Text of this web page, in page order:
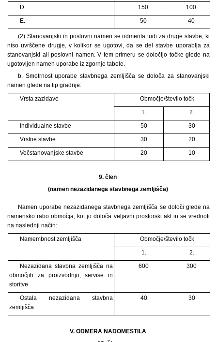
D.
150
100
E.
50 40
(2) Stanovanjski in poslovni namen se odmerita tudi za druge stavbe, ki
niso uvrščene drugje, v kolikor se ugotovi, da se del stavbe uporablja za
stanovanjski ali poslovni namen. V tem primeru se določijo točke glede na
ugotovljen namen uporabe iz zgornje tabele.
b. Smotrnost uporabe stavbnega zemljišča se določa za stanovanjski
namen glede na tip gradnje:
Vrsta zazidave
Območje/število točk
1.
2.
Individualne stavbe
50
30
Vrstne stavbe
30
20
Večstanovanjske stavbe
20 10
9. člen
(namen nezazidanega stavbnega zemljišča)
Namen uporabe nezazidanega stavbnega zemljišča se določi glede na
namensko rabo območja, kot jo določa veljavni prostorski akt in se vrednoti
na naslednji način:
Namembnost zemljišča
Območje/število točk
1.
2.
Nezazidana stavbna zemljišča na
območjih za proizvodnjo, servise in
storitve
600 300
Ostala nezazidana stavbna
zemljišča
40 30
V. ODMERA NADOMESTILA